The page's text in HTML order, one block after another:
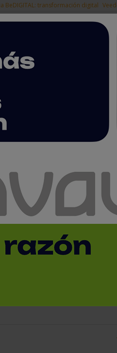
BeDIGITAL: transformación digital
contra riesgos de incendio
de
riesgos